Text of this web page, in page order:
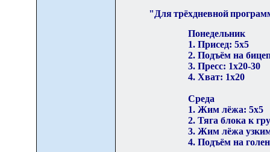
"Для трёхдневной про
Понедельник
1. Присед: 5х5
2. Подъём на
3. Пресс: 1х20-30
4. Хват: 1х20
Среда
1. Жим лёжа: 5х5
2. Тяга блока к
3. Жим лёжа
4. Подъём на